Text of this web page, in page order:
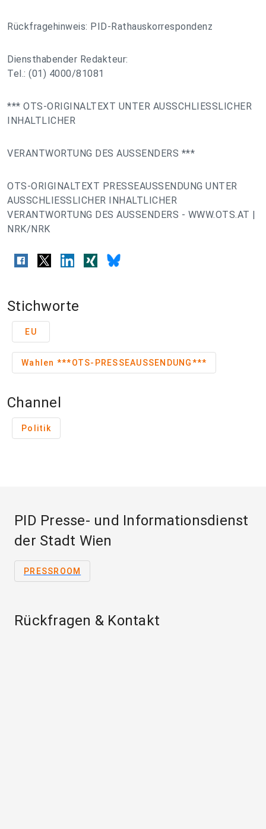
Rückfragehinweis: PID-Rathauskorrespondenz
Diensthabender Redakteur:
Tel.: (01) 4000/81081
*** OTS-ORIGINALTEXT UNTER AUSSCHLIESSLICHER
INHALTLICHER
VERANTWORTUNG DES AUSSENDERS ***
OTS-ORIGINALTEXT PRESSEAUSSENDUNG UNTER
AUSSCHLIESSLICHER INHALTLICHER
VERANTWORTUNG DES AUSSENDERS - WWW.OTS.AT |
NRK/NRK
Stichworte
EU
Wahlen ***OTS-PRESSEAUSSENDUNG***
Channel
Politik
PID Presse- und Informationsdienst
der Stadt Wien
PRESSROOM
Rückfragen & Kontakt